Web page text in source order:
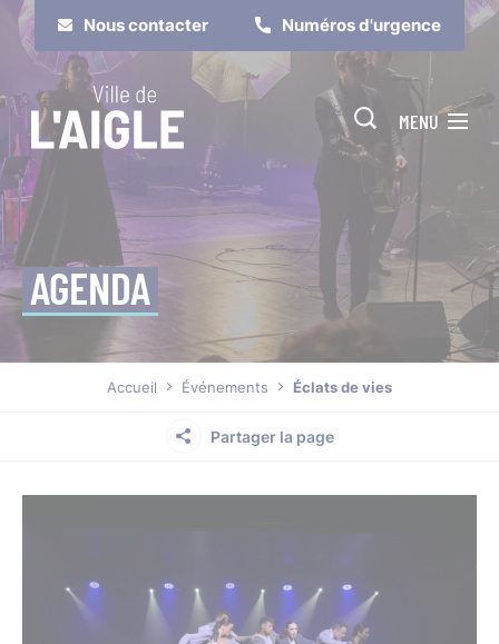
Nous contacter Numéros d'urgence
MENU
AGENDA
Accueil Événements Éclats de vies
Partager la page
Cookies management panel